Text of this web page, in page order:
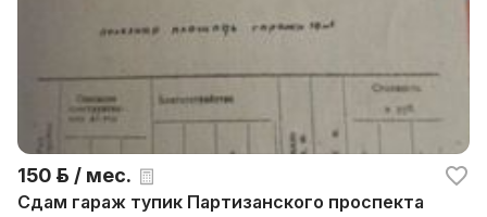
150 р. / мес.
Сдам гараж тупик Партизанского проспекта